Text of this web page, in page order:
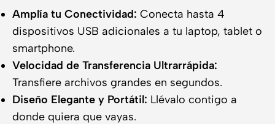
Amplía tu Conectividad: Conecta hasta 4
dispositivos USB adicionales a tu laptop, tablet o
smartphone.
Velocidad de Transferencia Ultrarrápida:
Transfiere archivos grandes en segundos.
Diseño Elegante y Portátil: Llévalo contigo a
donde quiera que vayas.